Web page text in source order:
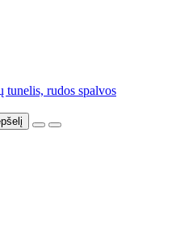
tunelis, rudos spalvos